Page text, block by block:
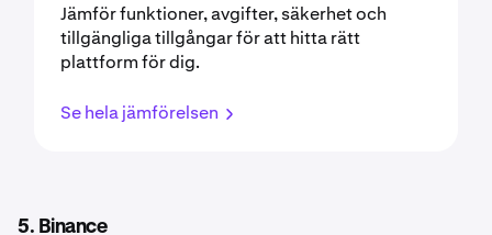
Jämför funktioner, avgifter, säkerhet och
tillgängliga tillgångar för att hitta rätt
plattform för dig.
Se hela jämförelsen
5. Binance